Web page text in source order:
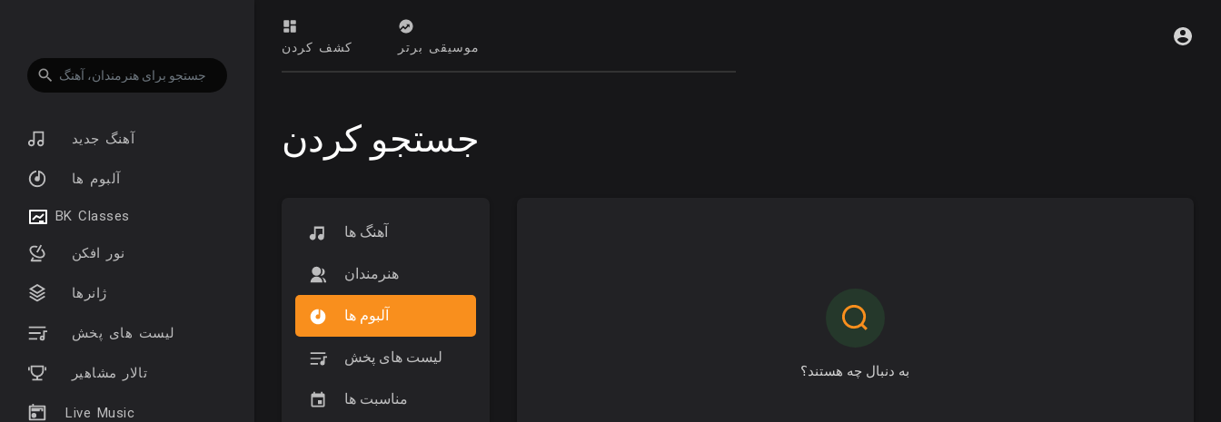
آهنگ جدید
آلبوم ها
BK Classes
نور افکن
ژانرها
لیست های پخش
تالار مشاهیر
Live Music
کشف کردن موسیقی برتر
جستجو کردن
آهنگ ها
هنرمندان
آلبوم ها
لیست های پخش
مناسبت ها
به دنبال چه هستند؟